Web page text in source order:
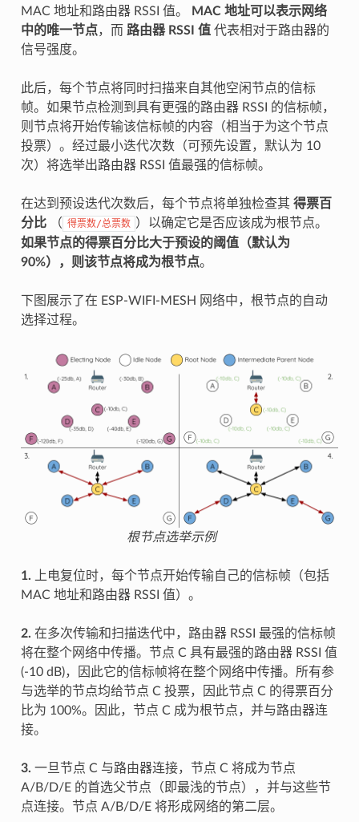
MAC 地址和路由器 RSSI 值。
MAC 地址可以表示网络
中的唯一节点，而 路由器 RSSI 值代表相对于路由器的
信号强度。
此后，每个节点将同时扫描来自其他空闲节点的信标
帧。如果节点检测到具有更强的路由器 RSSI 的信标帧，
则节点将开始传输该信标帧的内容（相当于为这个节点
投票）。经过最小迭代次数（可预先设置，默认为 10
次）将选举出路由器 RSSI 值最强的信标帧。
在达到预设迭代次数后，每个节点将单独检查其 得票百
分比（ 得票数/总票数 ）以确定它是否应该成为根节点。
如果节点的得票百分比大于预设的阈值（默认为
90%），则该节点将成为根节点。
下图展示了在 ESP-WIFI-MESH 网络中，根节点的自动
选择过程。
根节点选举示例
1. 上电复位时，每个节点开始传输自己的信标帧（包括
MAC 地址和路由器 RSSI 值）。
2. 在多次传输和扫描迭代中，路由器 RSSI 最强的信标帧
将在整个网络中传播。节点 C 具有最强的路由器 RSSI 值
(-10 dB)，因此它的信标帧将在整个网络中传播。所有参
与选举的节点均给节点 C 投票，因此节点 C 的得票百分
比为 100%。因此，节点 C 成为根节点，并与路由器连
接。
3. 一旦节点 C 与路由器连接，节点 C 将成为节点
A/B/D/E 的首选父节点（即最浅的节点），并与这些节
点连接。节点 A/B/D/E 将形成网络的第二层。